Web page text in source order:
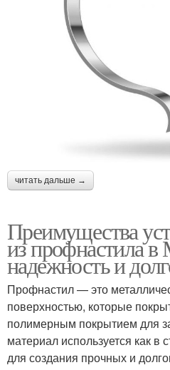
читать дальше →
Преимущества
из профнастила в
надежность и
Профнастил — это
поверхностью, которые
полимерным покрытием для
материал используется как в
для создания прочных и